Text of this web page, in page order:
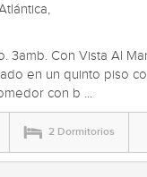
3amb. Con Vista Al
en un quinto piso
con b ...
2 Dormitorios